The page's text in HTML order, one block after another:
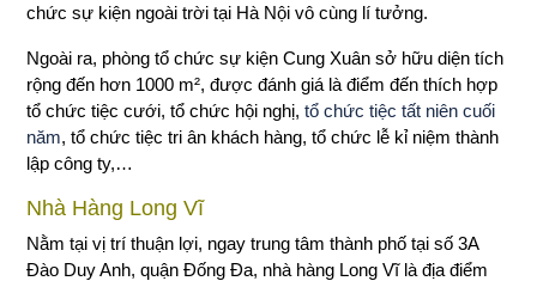
chức sự kiện ngoài trời tại Hà Nội vô cùng lí tưởng.
Ngoài ra, phòng tổ chức sự kiện Cung Xuân sở hữu diện tích
rộng đến hơn 1000 m², được đánh giá là điểm đến thích hợp
tổ chức tiệc cưới, tổ chức hội nghị, tổ chức tiệc tất niên cuối
năm, tổ chức tiệc tri ân khách hàng, tổ chức lễ kỉ niệm thành
lập công ty,…
Nhà Hàng Long Vĩ
Nằm tại vị trí thuận lợi, ngay trung tâm thành phố tại số 3A
Đào Duy Anh, quận Đống Đa, nhà hàng Long Vĩ là địa điểm